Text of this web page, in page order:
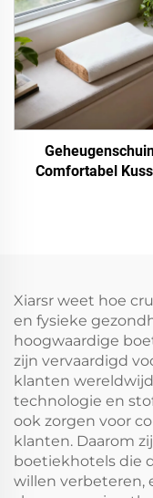
Comfortabel
Xiarsr weet hoe
en fysieke
hoogwaardige
zijn vervaardigd
klanten
technologie en
ook zorgen voor
klanten. Daarom
boetiekhotels die
willen verbeteren,